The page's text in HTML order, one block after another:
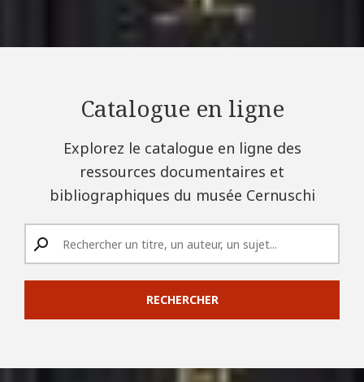
Catalogue en ligne
Explorez le catalogue en ligne des
ressources documentaires et
bibliographiques du musée Cernuschi
RECHERCHER